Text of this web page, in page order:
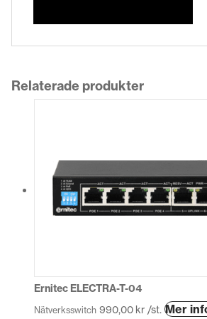
Relaterade produkter
Ernitec ELECTRA-T-04
Nätverksswitch 990,00 kr /st. Mer